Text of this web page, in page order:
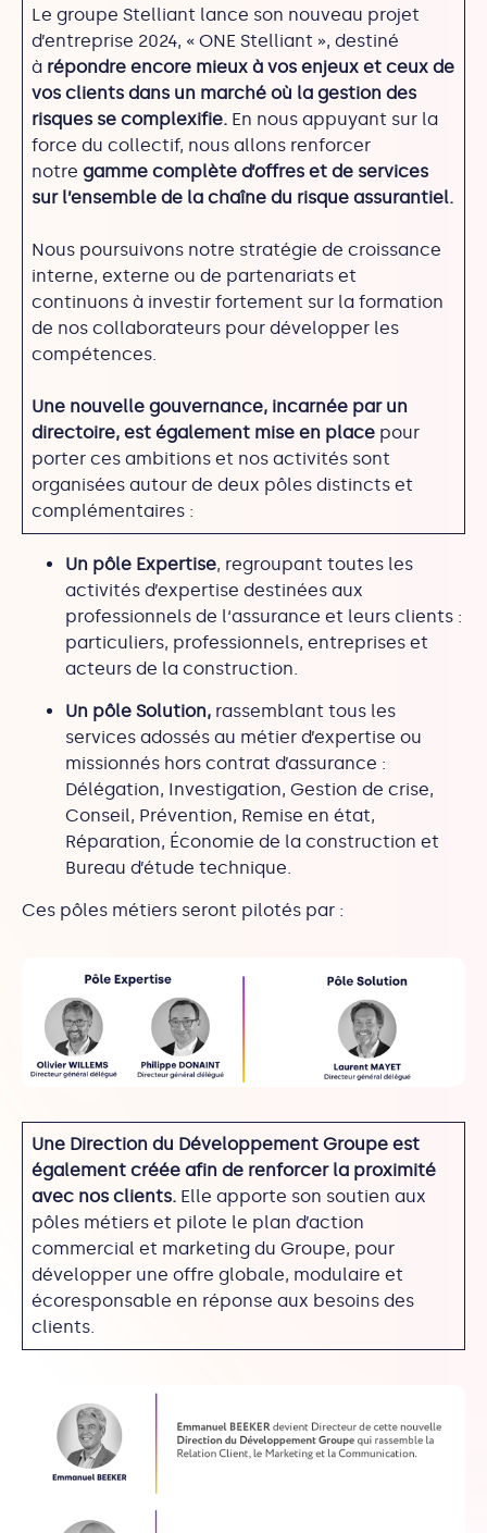
Le groupe Stelliant lance son nouveau projet
d’entreprise 2024, « ONE Stelliant », destiné
à répondre encore mieux à vos enjeux et ceux de
vos clients dans un marché où la gestion des
risques se complexifie. En nous appuyant sur la
force du collectif, nous allons renforcer
notre gamme complète d’offres et de services
sur l’ensemble de la chaîne du risque assurantiel.
Nous poursuivons notre stratégie de croissance
interne, externe ou de partenariats et
continuons à investir fortement sur la formation
de nos collaborateurs pour développer les
compétences.
Une nouvelle gouvernance, incarnée par un
directoire, est également mise en place pour
porter ces ambitions et nos activités sont
organisées autour de deux pôles distincts et
complémentaires :
Un pôle Expertise, regroupant toutes les
activités d’expertise destinées aux
professionnels de l‘assurance et leurs clients :
particuliers, professionnels, entreprises et
acteurs de la construction.
Un pôle Solution, rassemblant tous les
services adossés au métier d’expertise ou
missionnés hors contrat d’assurance :
Délégation, Investigation, Gestion de crise,
Conseil, Prévention, Remise en état,
Réparation, Économie de la construction et
Bureau d’étude technique.
Ces pôles métiers seront pilotés par :
Une Direction du Développement Groupe est
également créée afin de renforcer la proximité
avec nos clients. Elle apporte son soutien aux
pôles métiers et pilote le plan d’action
commercial et marketing du Groupe, pour
développer une offre globale, modulaire et
écoresponsable en réponse aux besoins des
clients.